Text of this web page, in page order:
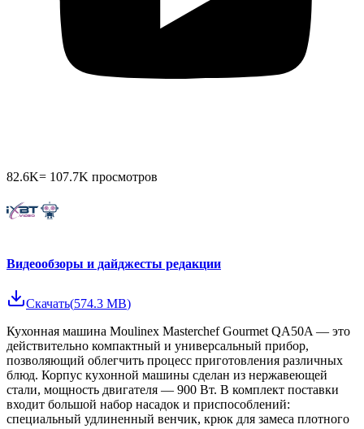
82.6K= 107.7K просмотров
Видеообзоры и дайджесты редакции
Скачать(574.3 MB)
Кухонная машина Moulinex Masterchef Gourmet QA50A — это
действительно компактный и универсальный прибор,
позволяющий облегчить процесс приготовления различных
блюд. Корпус кухонной машины сделан из нержавеющей
стали, мощность двигателя — 900 Вт. В комплект поставки
входит большой набор насадок и приспособлений:
специальный удлиненный венчик, крюк для замеса плотного